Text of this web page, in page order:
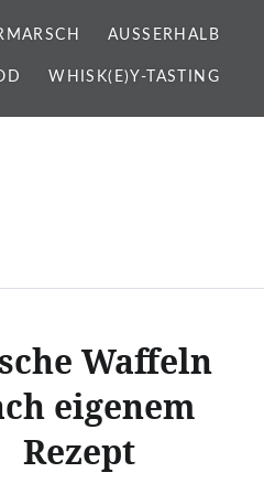
AUSSERHALB
WHISK(E)Y-TASTING
Waffeln
eigenem
Rezept